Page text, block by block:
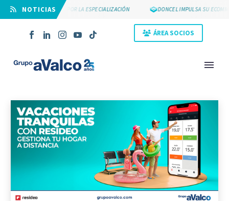
⠀NOTICIAS
SUYCAL 2000 APUESTA POR LA ESPECIALIZACIÓN DONCEL IMPULSA SU
ÁREA SOCIOS